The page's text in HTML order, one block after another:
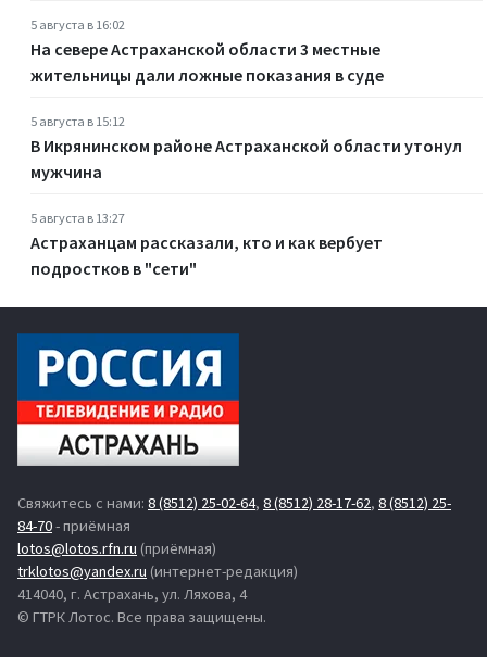
5 августа в 16:02
На севере Астраханской области 3 местные
жительницы дали ложные показания в суде
5 августа в 15:12
В Икрянинском районе Астраханской области утонул
мужчина
5 августа в 13:27
Астраханцам рассказали, кто и как вербует
подростков в "сети"
Свяжитесь с нами: 8 (8512) 25-02-64, 8 (8512) 28-17-62, 8 (8512) 25-
84-70- приёмная
lotos@lotos.rfn.ru (приёмная)
trklotos@yandex.ru (интернет-редакция)
414040, г. Астрахань, ул. Ляхова, 4
© ГТРК Лотос. Все права защищены.